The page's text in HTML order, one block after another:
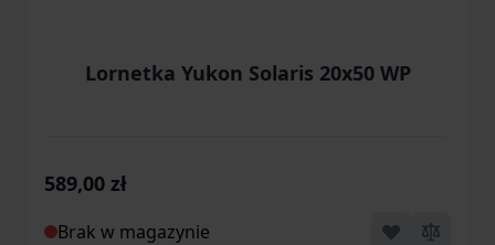
Lornetka Yukon Solaris 20x50 WP
589,00 zł
Brak w magazynie